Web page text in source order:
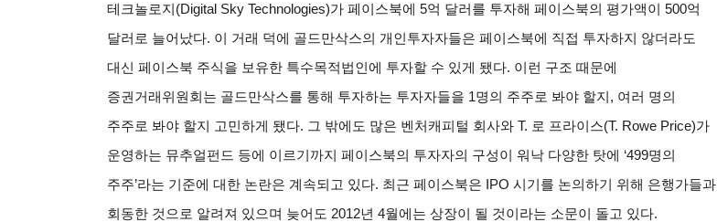
테크놀로지(Digital Sky Technologies)가 페이스북에 5억 달러를 투자해 페이스북의 평가액이 500억
달러로 늘어났다. 이 거래 덕에 골드만삭스의 개인투자자들은 페이스북에 직접 투자하지 않더라도
대신 페이스북 주식을 보유한 특수목적법인에 투자할 수 있게 됐다. 이런 구조 때문에
증권거래위원회는 골드만삭스를 통해 투자하는 투자자들을 1명의 주주로 봐야 할지, 여러 명의
주주로 봐야 할지 고민하게 됐다. 그 밖에도 많은 벤처캐피털 회사와 T. 로 프라이스(T. Rowe Price)가
운영하는 뮤추얼펀드 등에 이르기까지 페이스북의 투자자의 구성이 워낙 다양한 탓에 ‘499명의
주주’라는 기준에 대한 논란은 계속되고 있다. 최근 페이스북은 IPO 시기를 논의하기 위해 은행가들과
회동한 것으로 알려져 있으며 늦어도 2012년 4월에는 상장이 될 것이라는 소문이 돌고 있다.